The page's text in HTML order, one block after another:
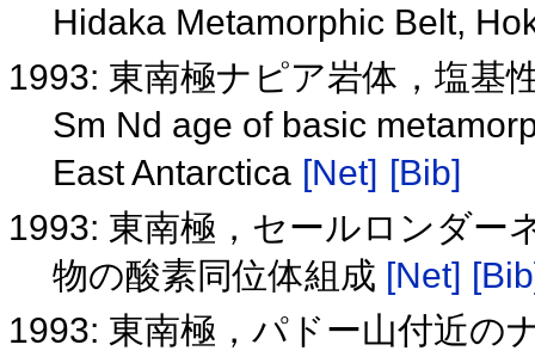
Hidaka Metamorphic Belt,
1993: 東南極ナピア岩体，塩基
Sm Nd age of basic
East Antarctica [Net] [Bib]
1993: 東南極，セールロンダー
物の酸素同位体組成 [Net]
1993: 東南極，パドー山付近の